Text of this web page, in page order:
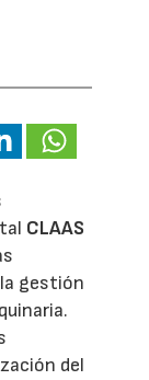
CLAAS
gestión
del